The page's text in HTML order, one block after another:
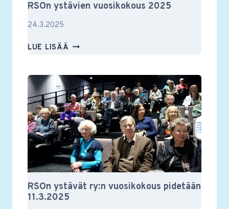
RSOn ystävien vuosikokous 2025
24.3.2025
LUE LISÄÄ RSON
2025
RSOn ystävät ry:n vuosikokous pidetään
11.3.2025